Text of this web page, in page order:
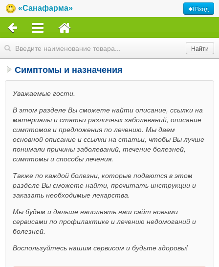
«Санафарма» Вход
Симптомы и назначения
Уважаемые гости.
В этом разделе Вы сможете найти описание, ссылки на
материалы и статьи различных заболеваний, описание
симптомов и предложения по лечению. Мы даем
основной описание и ссылки на статьи, чтобы Вы лучше
понимали причины заболеваний, течение болезней,
симптомы и способы лечения.
Также по каждой болезни, которые подаются в этом
разделе Вы сможете найти, прочитать инструкции и
заказать необходимые лекарства.
Мы будем и дальше наполнять наш сайт новыми
сервисами по профилактике и лечению недомоганий и
болезней.
Воспользуйтесь нашим сервисом и будьте здоровы!